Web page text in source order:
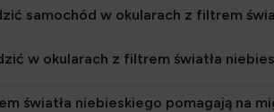
samochód w okularach z filtrem
w okularach z filtrem światła
światła niebieskiego pomagają na